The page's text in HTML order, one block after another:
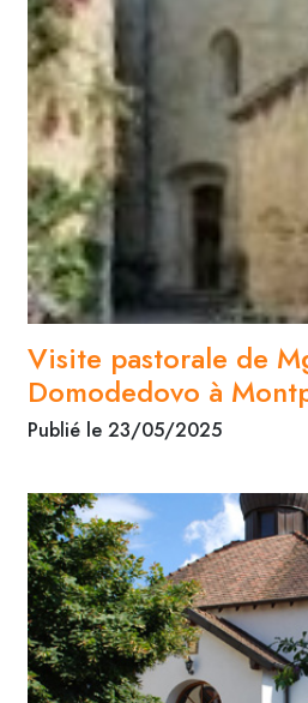
Visite pastorale de
Domodedovo à
Publié le 23/05/2025